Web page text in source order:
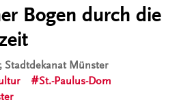
Bogen durch die
, Stadtdekanat Münster
St.-Paulus-Dom